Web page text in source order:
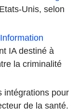
Unis, selon
IA destiné à
la criminalité
intégrations pour
de la santé.